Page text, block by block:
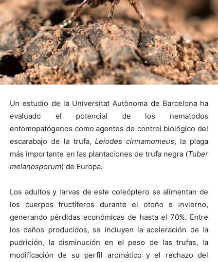
Un estudio de la Universitat Autònoma de Barcelona ha
evaluado el potencial de los nematodos
entomopatógenos como agentes de control biológico del
escarabajo de la trufa,Leiodes cinnamomeus, la plaga
más importante en las plantaciones de trufa negra (Tuber
melanosporum) de Europa.
Los adultos y larvas de este coleóptero se alimentan de
los cuerpos fructíferos durante el otoño e invierno,
generando pérdidas económicas de hasta el 70%. Entre
los daños producidos, se incluyen la aceleración de la
pudrición, la disminución en el peso de las trufas, la
modificación de su perfil aromático y el rechazo del